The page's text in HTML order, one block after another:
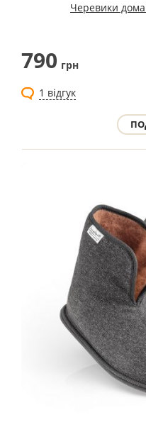
Черевики
790 грн
1 відгук